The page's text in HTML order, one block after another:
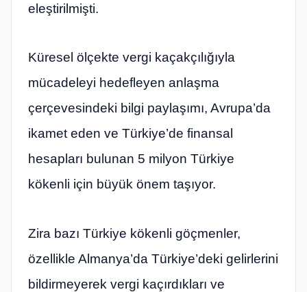
eleştirilmişti.
Küresel ölçekte vergi kaçakçılığıyla
mücadeleyi hedefleyen anlaşma
çerçevesindeki bilgi paylaşımı, Avrupa’da
ikamet eden ve Türkiye’de finansal
hesapları bulunan 5 milyon Türkiye
kökenli için büyük önem taşıyor.
Zira bazı Türkiye kökenli göçmenler,
özellikle Almanya’da Türkiye’deki gelirlerini
bildirmeyerek vergi kaçırdıkları ve